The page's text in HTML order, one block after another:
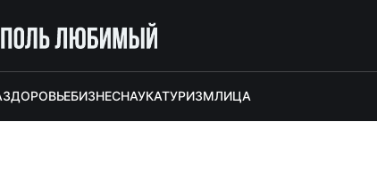
ЗДОРОВЬЕБИЗНЕСНАУКАТУРИЗМЛИЦА